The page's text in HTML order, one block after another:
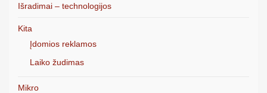
Išradimai – technologijos
Kita
Įdomios reklamos
Laiko žudimas
Mikro